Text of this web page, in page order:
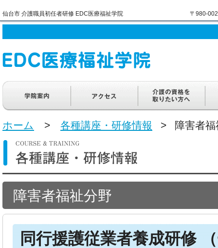
仙台市 介護職員初任者研修 EDC医療福祉学院 〒980-
ホーム > 各種講座・研修情報 > 障害者福
障害者福祉分野
同行援護従業者養成研修